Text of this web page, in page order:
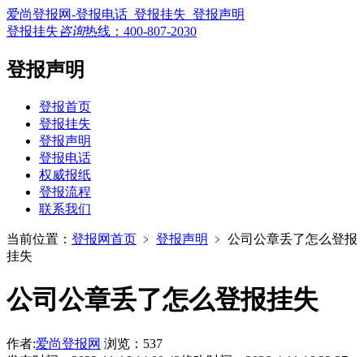
爱尚登报网-登报电话_登报挂失_登报声明
登报挂失咨询热线： 400-807-2030
登报声明
登报首页
登报挂失
登报声明
登报电话
权威报纸
登报流程
联系我们
当前位置： 登报网首页 ﹥ 登报声明 ﹥ 公司公章丢了怎么登报
挂失
公司公章丢了怎么登报挂失
作者:爱尚登报网 浏览：537